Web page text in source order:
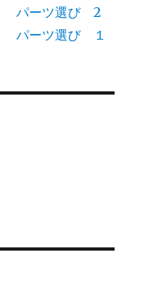
パーツ選び 2
パーツ選び １